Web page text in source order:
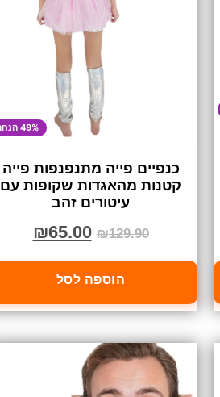
49% הנחה
כנפיים פייה מתנפנפות פייה
קטנות מהאגדות שקופות עם
עיטורים זהב
₪129.90
₪65.00
הוספה לסל